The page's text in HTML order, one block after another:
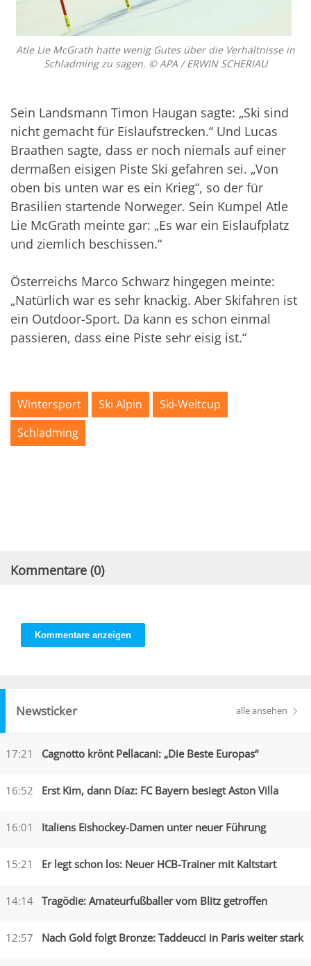
Atle Lie McGrath hatte wenig Gutes über die Verhältnisse in
Schladming zu sagen. © APA / ERWIN SCHERIAU
Sein Landsmann Timon Haugan sagte: „Ski sind
nicht gemacht für Eislaufstrecken.“ Und Lucas
Braathen sagte, dass er noch niemals auf einer
dermaßen eisigen Piste Ski gefahren sei. „Von
oben bis unten war es ein Krieg“, so der für
Brasilien startende Norweger. Sein Kumpel Atle
Lie McGrath meinte gar: „Es war ein Eislaufplatz
und ziemlich beschissen.“
Österreichs Marco Schwarz hingegen meinte:
„Natürlich war es sehr knackig. Aber Skifahren ist
ein Outdoor-Sport. Da kann es schon einmal
passieren, dass eine Piste sehr eisig ist.“
Wintersport Ski Alpin
Ski-Weltcup
Schladming
Kommentare (0)
Kommentare anzeigen
Newsticker alle ansehen
17:21 Cagnotto krönt Pellacani: „Die Beste Europas“
16:52 Erst Kim, dann Díaz: FC Bayern besiegt Aston Villa
16:01 Italiens Eishockey-Damen unter neuer Führung
15:21 Er legt schon los: Neuer HCB-Trainer mit Kaltstart
14:14 Tragödie: Amateurfußballer vom Blitz getroffen
12:57 Nach Gold folgt Bronze: Taddeucci in Paris weiter stark